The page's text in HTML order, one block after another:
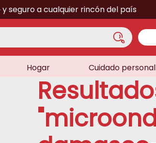
y seguro a cualquier rincón del país
Hogar Cuidado personal
"